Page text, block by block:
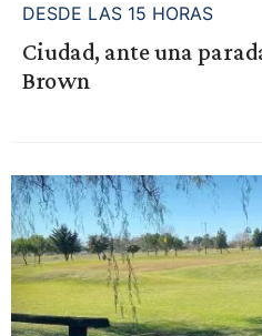
DESDE LAS 15 HORAS
Ciudad, ante una
Brown